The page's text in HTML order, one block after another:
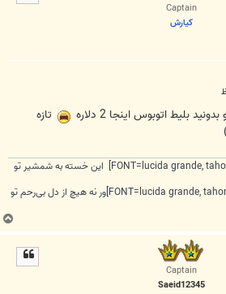
Captain
كيارش
بليط اتوبوس اينجا 2 دلاره
تازه
[FONT=lucida grande, tahoma, verdana, arial, sans-serif] این خسته به شمشیر تو
[FONT=lucida grande, tahoma, verdana, arial, sans-serif]ور نه هیچ از دل بی‌رحم تو
ب
ا
Captain
Saeid12345